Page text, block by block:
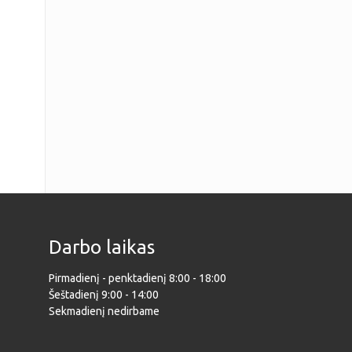
Darbo laikas
Pirmadienį - penktadienį 8:00 - 18:00
Šeštadienį 9:00 - 14:00
Sekmadienį nedirbame